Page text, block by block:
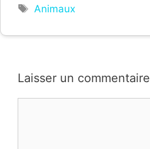
Étiquettes
Animaux
Laisser un commentaire